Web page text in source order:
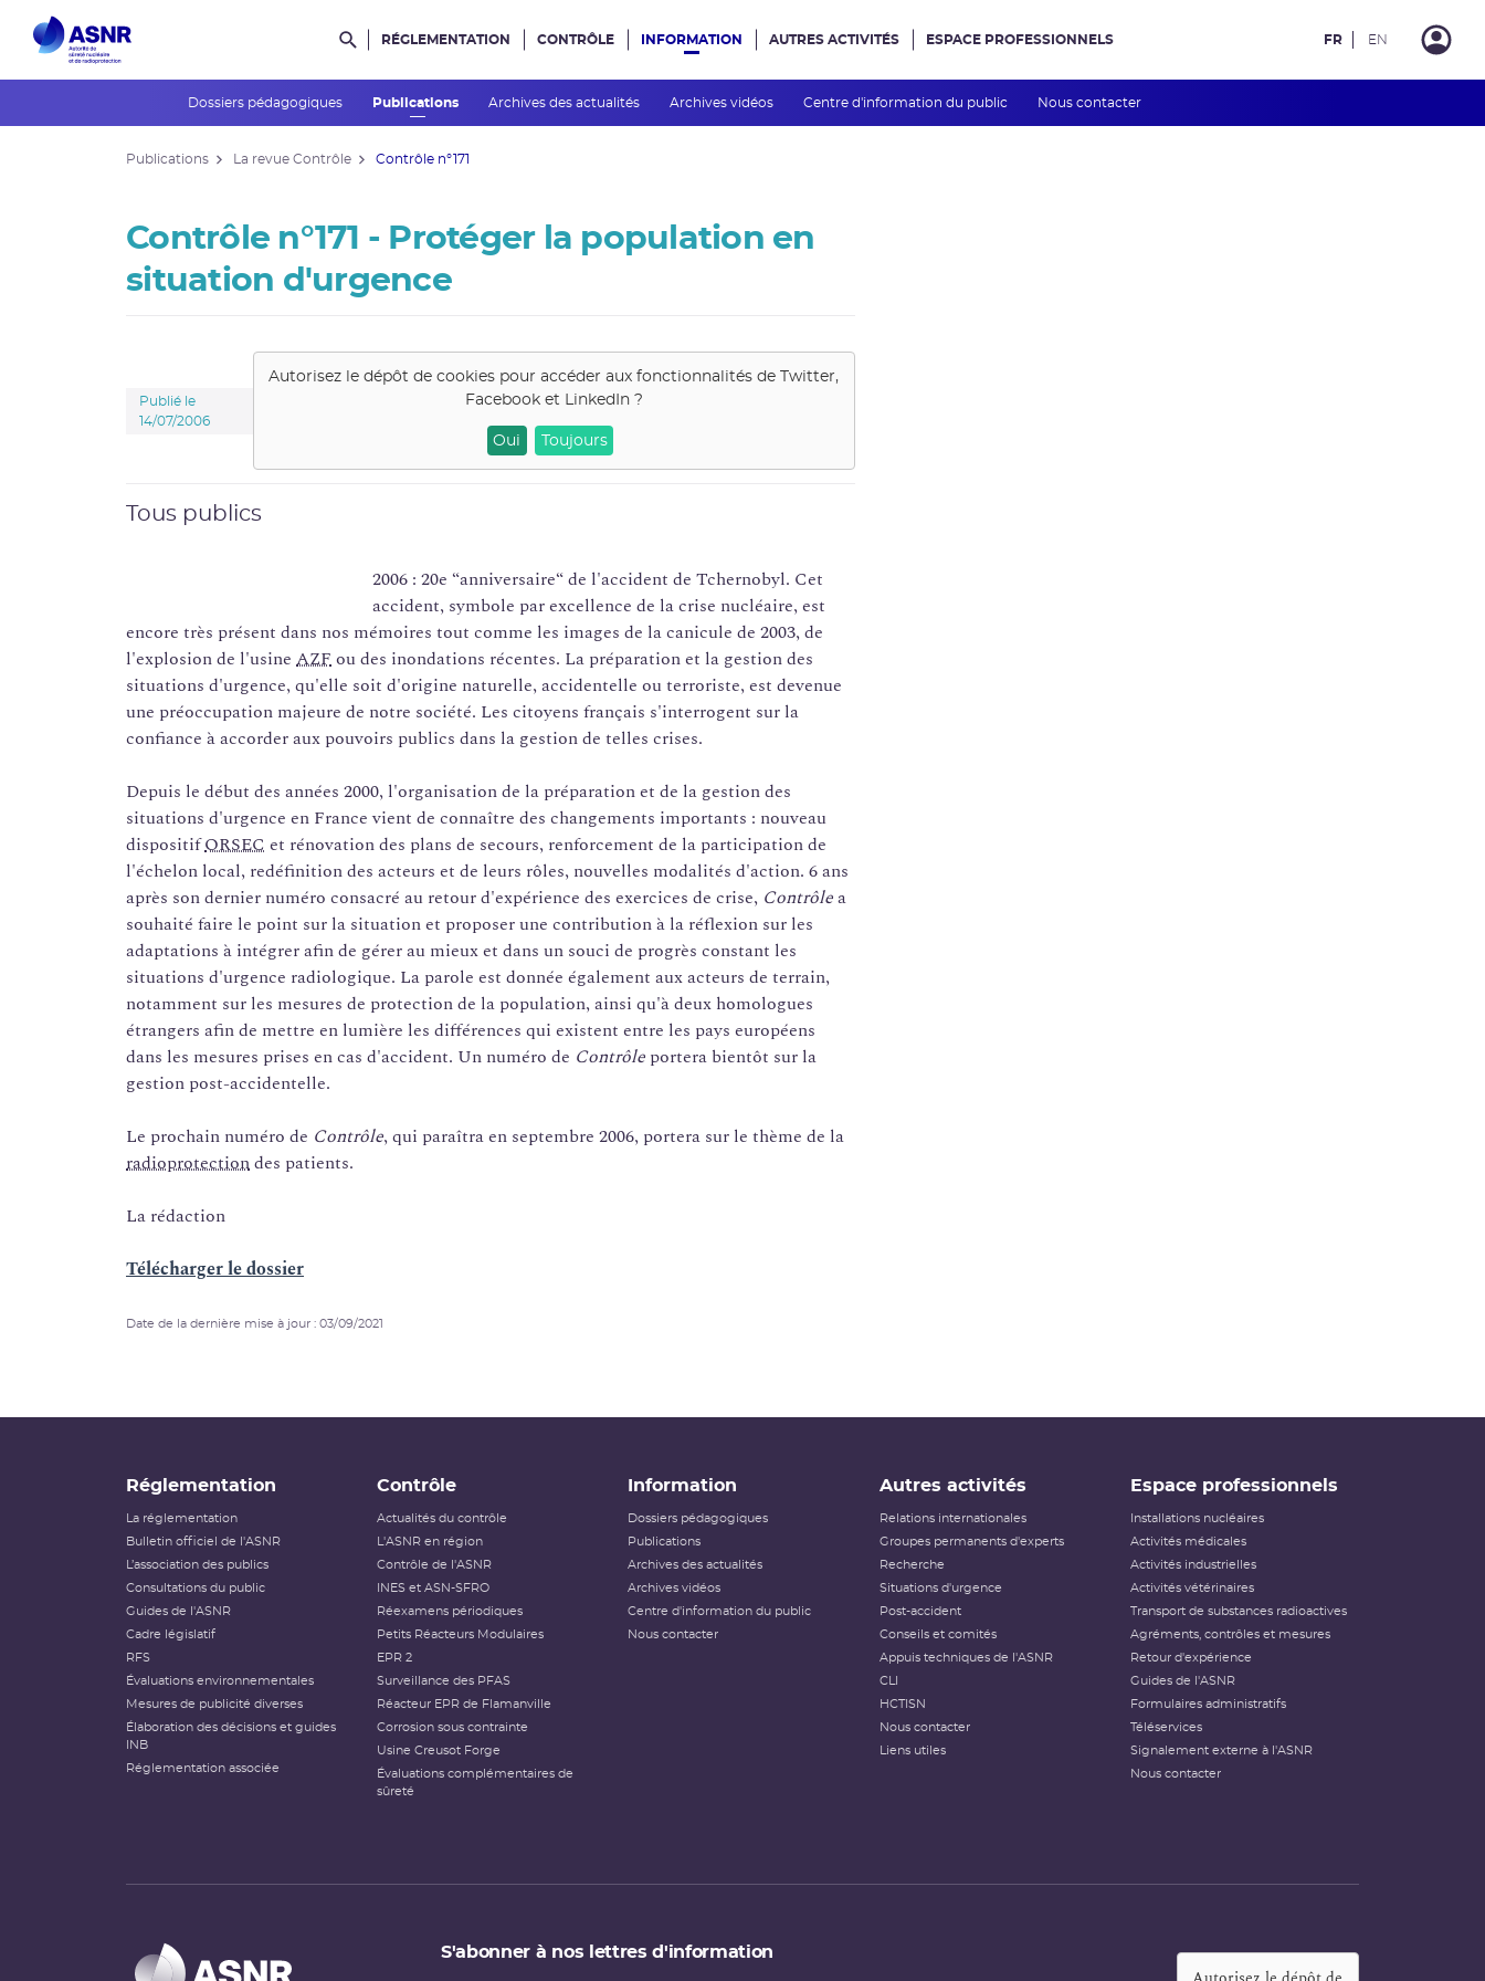
Rechercher dans le site
RÉGLEMENTATION CONTRÔLE INFORMATION
Dossiers pédagogiques Publications Archives des actualités Archives vidéos Centre d'information du public Nous contacter
AUTRES ACTIVITÉS ESPACE PROFESSIONNELS FR EN
Publications La revue Contrôle Contrôle n°171
Contrôle n°171 - Protéger la population en
situation d'urgence
Publié le
14/07/2006
Autorisez le dépôt de cookies pour accéder aux fonctionnalités de
Twitter,
Facebook et LinkedIn?
Oui Toujours
Tous publics
2006 : 20e “anniversaire“ de l'accident de Tchernobyl. Cet
accident, symbole par excellence de la crise nucléaire, est
encore très présent dans nos mémoires tout comme les images de la canicule de 2003, de
l'explosion de l'usine AZFou des inondations récentes. La préparation et la gestion des
situations d'urgence, qu'elle soit d'origine naturelle, accidentelle ou terroriste, est devenue
une préoccupation majeure de notre société. Les citoyens français s'interrogent sur la
confiance à accorder aux pouvoirs publics dans la gestion de telles crises.
Depuis le début des années 2000, l'organisation de la préparation et de la gestion des
situations d'urgence en France vient de connaître des changements importants : nouveau
dispositifORSEC et rénovation des plans de secours, renforcement de la participation de
l'échelon local, redéfinition des acteurs et de leurs rôles, nouvelles modalités d'action. 6 ans
après son dernier numéro consacré au retour d'expérience des exercices de crise, Contrôlea
souhaité faire le point sur la situation et proposer une contribution à la réflexion sur les
adaptations à intégrer afin de gérer au mieux et dans un souci de progrès constant les
situations d'urgence radiologique. La parole est donnée également aux acteurs de terrain,
notamment sur les mesures de protection de la population, ainsi qu'à deux homologues
étrangers afin de mettre en lumière les différences qui existent entre les pays européens
dans les mesures prises en cas d'accident. Un numéro de Contrôle portera bientôt sur la
gestion post-accidentelle.
Le prochain numéro de Contrôle, qui paraîtra en septembre 2006, portera sur le thème de la
radioprotectiondes patients.
La rédaction
Télécharger le dossier
Date de la dernière mise à jour : 03/09/2021
Réglementation
La réglementation
Bulletin officiel de l'ASNR
L’association des publics
Consultations du public
Guides de l'ASNR
Cadre législatif
RFS
Évaluations environnementales
Mesures de publicité diverses
Élaboration des décisions et guides
INB
Réglementation associée
Contrôle
Actualités du contrôle
L'ASNR en région
Contrôle de l'ASNR
INES et ASN-SFRO
Réexamens périodiques
Petits Réacteurs Modulaires
EPR 2
Surveillance des PFAS
Réacteur EPR de Flamanville
Corrosion sous contrainte
Usine Creusot Forge
Évaluations complémentaires de
sûreté
Information
Dossiers pédagogiques
Publications
Archives des actualités
Archives vidéos
Centre d'information du public
Nous contacter
Autres activités
Relations internationales
Groupes permanents d'experts
Recherche
Situations d'urgence
Post-accident
Conseils et comités
Appuis techniques de l'ASNR
CLI
HCTISN
Nous contacter
Liens utiles
Espace professionnels
Installations nucléaires
Activités médicales
Activités industrielles
Activités vétérinaires
Transport de substances radioactives
Agréments, contrôles et mesures
Retour d'expérience
Guides de l'ASNR
Formulaires administratifs
Téléservices
Signalement externe à l'ASNR
Nous contacter
S'abonner à nos lettres d'information